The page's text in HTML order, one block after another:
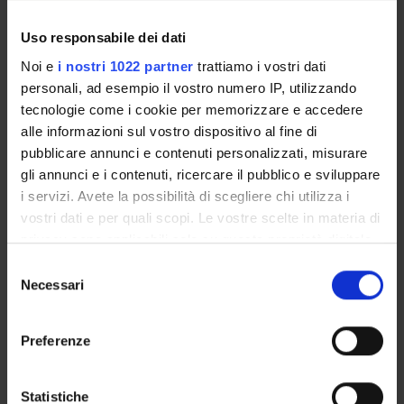
Uso responsabile dei dati
Noi e i nostri 1022 partner trattiamo i vostri dati
personali, ad esempio il vostro numero IP, utilizzando
tecnologie come i cookie per memorizzare e accedere
alle informazioni sul vostro dispositivo al fine di
pubblicare annunci e contenuti personalizzati, misurare
gli annunci e i contenuti, ricercare il pubblico e sviluppare
i servizi. Avete la possibilità di scegliere chi utilizza i
vostri dati e per quali scopi. Le vostre scelte in materia di
privacy sono applicabili solo su questa proprietà digitale
modificare o revocare il proprio consenso in qualsiasi
momento dalla Dichiarazione sui cookie o facendo clic
raccogliere informazioni sulla tua posizione
delNecessari
Preferenze
Statistiche
ACTIVITIES
RESEARCH AREAS
RESEARCH GROUPS
PHD PROGRAMMES
CENTRES